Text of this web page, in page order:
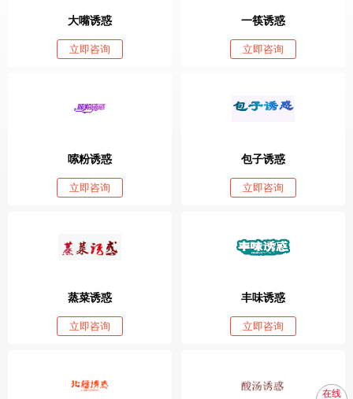
大嘴诱惑
立即咨询
一筷诱惑
立即咨询
嗦粉诱惑
立即咨询
包子诱惑
立即咨询
蒸菜诱惑
立即咨询
丰味诱惑
立即咨询
在线